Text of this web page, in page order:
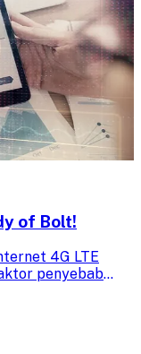
of Bolt!
4G LTE
penyebab